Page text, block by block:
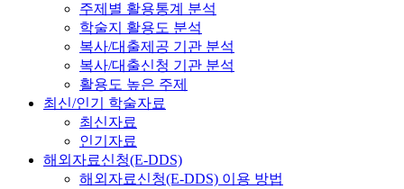
주제별 활용통계 분석
학술지 활용도 분석
복사/대출제공 기관 분석
복사/대출신청 기관 분석
활용도 높은 주제
최신/인기 학술자료
최신자료
인기자료
해외자료신청(E-DDS)
해외자료신청(E-DDS) 이용 방법